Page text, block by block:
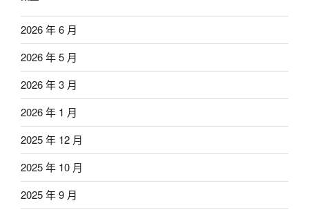
2026 年 6 月
2026 年 5 月
2026 年 3 月
2026 年 1 月
2025 年 12 月
2025 年 10 月
2025 年 9 月